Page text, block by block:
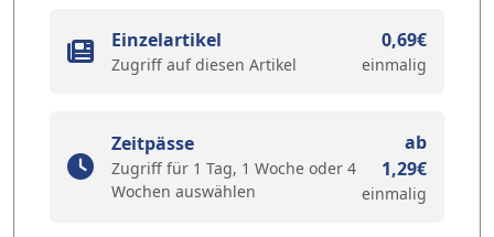
Einzelartikel
Zugriff auf diesen Artikel
0,69€
einmalig
Zeitpässe
Zugriff für 1 Tag, 1 Woche oder 4
Wochen auswählen
ab
1,29€
einmalig